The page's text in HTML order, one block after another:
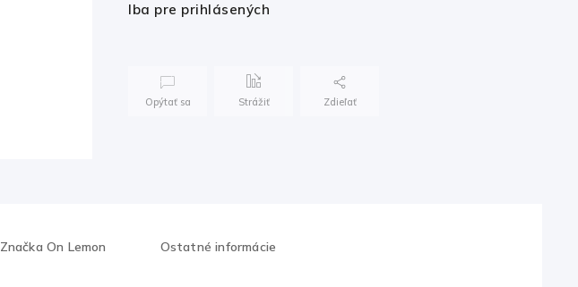
Iba pre prihlásených
Opýtať sa Strážiť Zdieľať
ZnačkaOn Lemon Ostatné informácie